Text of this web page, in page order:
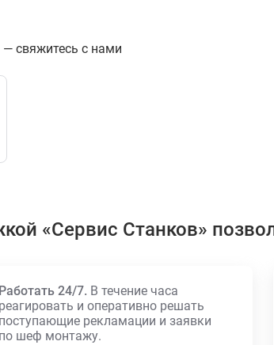
свяжитесь с нами
«Сервис Станков»
Работать 24/7. В течение часа
реагировать и оперативно решать
поступающие рекламации и заявки
по шеф монтажу.